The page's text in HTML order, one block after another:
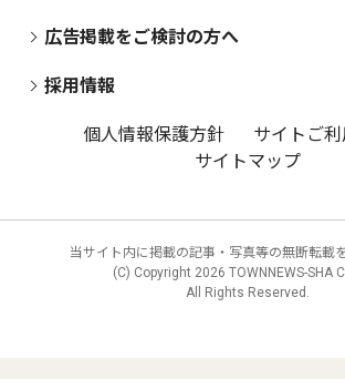
広告掲載をご検討の方へ
採用情報
個人情報保護方針
サイトご
サイトマップ
当サイト内に掲載の記事・写真等の無断転載
(C) Copyright 2026 TOWNNEWS-SHA
All Rights Reserved.